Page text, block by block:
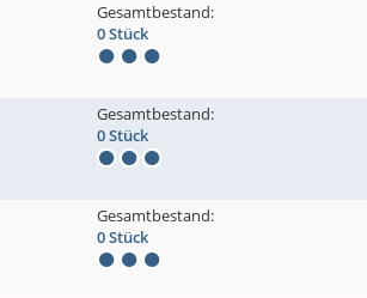
Gesamtbestand:
0 Stück
Gesamtbestand:
0 Stück
Gesamtbestand:
0 Stück